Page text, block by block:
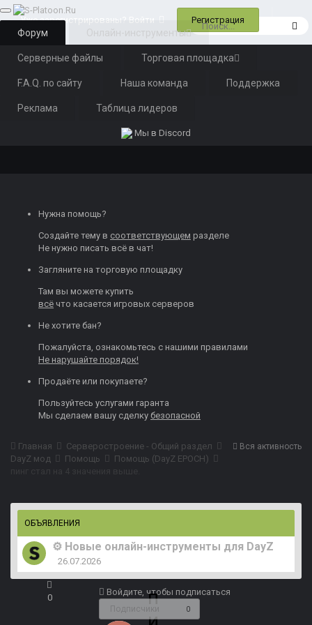
Уже зарегистрированы? Войти Регистрация
Форум Онлайн-инструменты
Серверные файлы Торговая площадка
F.A.Q. по сайту Наша команда Поддержка
Реклама Таблица лидеров
Мы в Discord
Нужна помощь?
Создайте тему в соответствующем разделе
Не нужно писать всё в чат!
Загляните на торговую площадку
Там вы можете купить
всё что касается игровых серверов
Не хотите бан?
Пожалуйста, ознакомьтесь с нашими правилами
Не нарушайте порядок!
Продаёте или покупаете?
Пользуйтесь услугами гаранта
Мы сделаем вашу сделку безопасной
Вся активность
Главная
Серверостроение - Общий раздел
DayZ мод
Помощь
Помощь (DayZ EPOCH)
ОБЪЯВЛЕНИЯ
⚙️ Новые онлайн-инструменты для DayZ
26.07.2026
0
Войдите, чтобы подписаться
Подписчики 0
п
и